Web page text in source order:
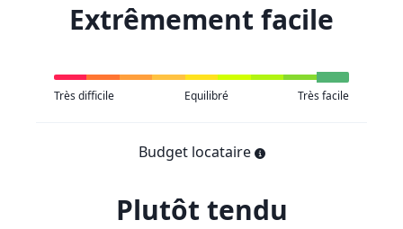
Extrêmement facile
Très difficile Equilibré Très facile
Budget locataire
Plutôt tendu